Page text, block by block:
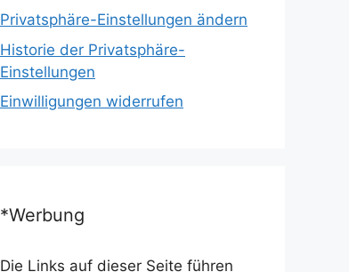
Privatsphäre-Einstellungen ändern
Historie der Privatsphäre-
Einstellungen
Einwilligungen widerrufen
*Werbung
Die Links auf dieser Seite führen